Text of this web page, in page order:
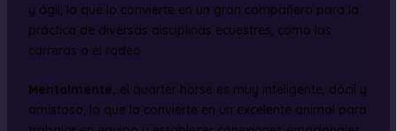
y ágil, lo que lo convierte en un gran compañero para la
práctica de diversas disciplinas ecuestres, como las
carreras o el rodeo.
Mentalmente, el quarter horse es muy inteligente, dócil y
amistoso, lo que lo convierte en un excelente animal para